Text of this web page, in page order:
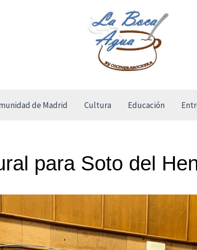
de Madrid Cultura Educación
para Soto del